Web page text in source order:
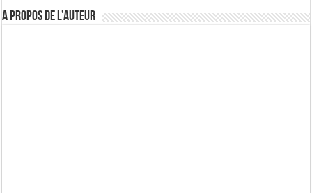
A propos de l’auteur